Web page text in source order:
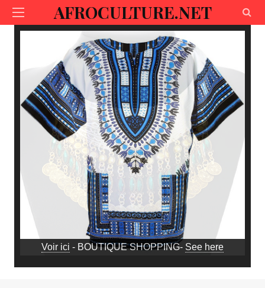
AFROCULTURE.NET
Voir ici - BOUTIQUE SHOPPING- See here